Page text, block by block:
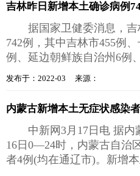
吉林昨日新增本土确诊病例
据国家卫健委消息，吉
742例，其中吉林市455例
例、延边朝鲜族自治州6例
发布于：2022-03 来源：
内蒙古新增本土无症状感染
中新网3月17日电 据内
16日0—24时，内蒙古自治
者4例(均在通辽市)。新增